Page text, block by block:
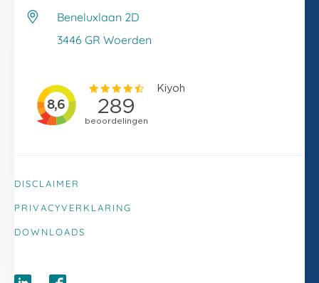
Veelgestelde vragen
Beneluxlaan 2D
3446 GR Woerden
DISCLAIMER
PRIVACYVERKLARING
DOWNLOADS